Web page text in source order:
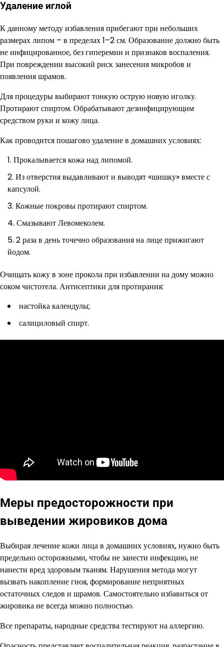
Удаление иглой
К данному методу избавления прибегают при небольших
размерах липом – в пределах 1–2 см. Образование должно быть
не инфицированное, без гиперемии и признаков воспаления.
При повреждении высокий риск занесения микробов и
появления шрамов.
Для процедуры выбирают тонкую острую новую иголку.
Протирают спиртом. Обрабатывают дезинфицирующим
средством руки и кожу лица.
Как проводится пошагово удаление в домашних условиях:
Прокалывается кожа над липомой.
Из отверстия выдавливают и выводят «шишку» вместе с
капсулой.
Кожные покровы протирают спиртом.
Смазывают Левомеколем.
2 раза в день точечно образования на лице прижигают
йодом.
Очищать кожу в зоне прокола при избавлении на дому можно
соком чистотела. Антисептики для протирания:
настойка календулы;
салициловый спирт.
Меры предосторожности при
выведении жировиков дома
Выбирая лечение кожи лица в домашних условиях, нужно быть
предельно осторожными, чтобы не занести инфекцию, не
нанести вред здоровым тканям. Нарушения метода могут
вызвать накопление гноя, формирование неприятных
остаточных следов и шрамов. Самостоятельно избавиться от
жировика не всегда можно полностью.
Все препараты, народные средства тестируют на аллергию.